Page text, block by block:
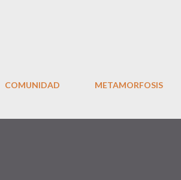
COMUNIDAD METAMORFOSIS